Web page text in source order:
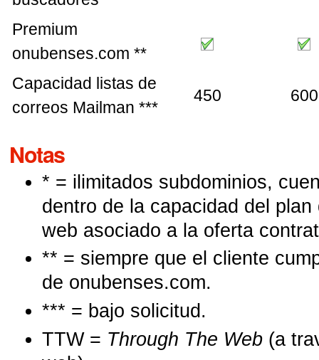
Premium
onubenses.com **
Capacidad listas de
correos Mailman ***
450 600
Notas
* = ilimitados subdominios,
dentro de la capacidad del plan
web asociado a la oferta
** = siempre que el cliente
de onubenses.com.
*** = bajo solicitud.
TTW = Through The Web (a